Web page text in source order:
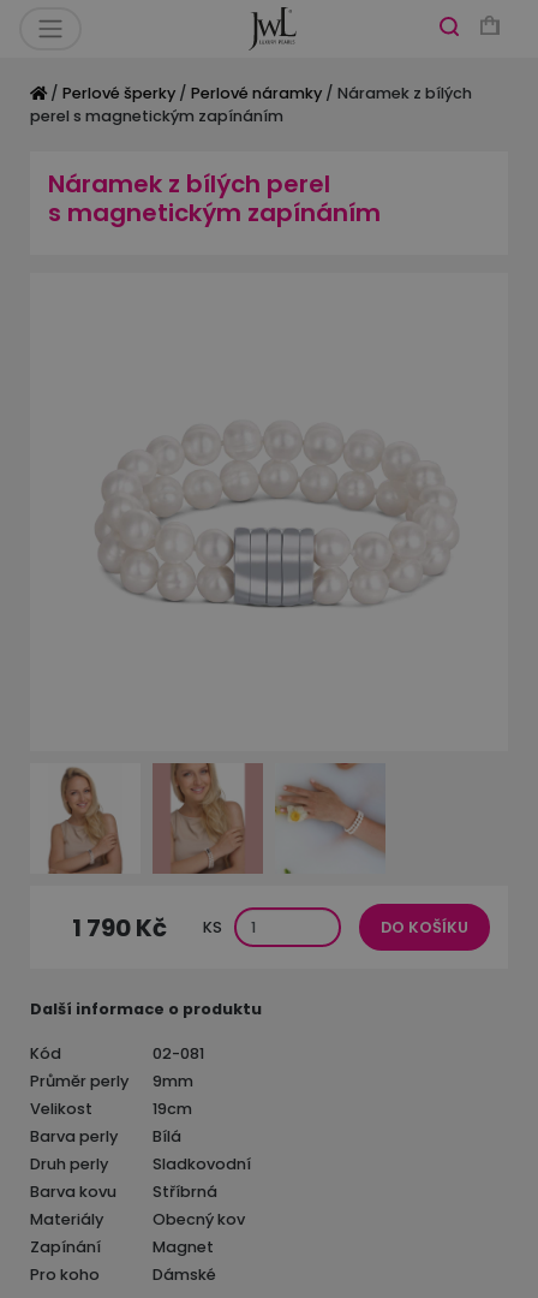
/ Perlové šperky / Perlové náramky / Náramek z bílých
perel s magnetickým zapínáním
Náramek z bílých perel
s magnetickým zapínáním
1 790 Kč KS DO KOŠÍKU
Další informace o produktu
Kód
02-081
Průměr perly
9mm
Velikost
19cm
Barva perly
Bílá
Druh perly
Sladkovodní
Barva kovu
Stříbrná
Materiály
Obecný kov
Zapínání
Magnet
Pro koho
Dámské